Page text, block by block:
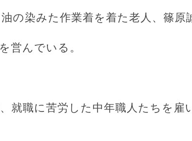
の染みた作業着を着た老人、篠原
営んでいる。
就職に苦労した中年職人たちを雇